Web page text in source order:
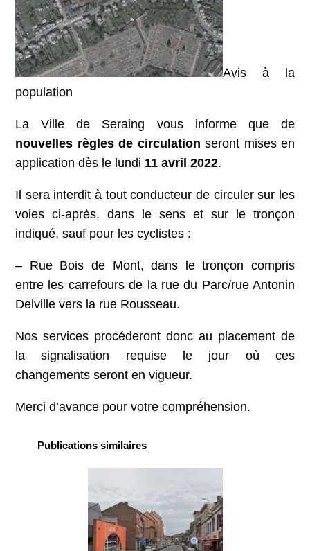
Avis à la
population
La Ville de Seraing vous informe que de
nouvelles règles de circulation seront mises en
application dès le lundi 11 avril 2022.
Il sera interdit à tout conducteur de circuler sur les
voies ci-après, dans le sens et sur le tronçon
indiqué, sauf pour les cyclistes :
– Rue Bois de Mont, dans le tronçon compris
entre les carrefours de la rue du Parc/rue Antonin
Delville vers la rue Rousseau.
Nos services procéderont donc au placement de
la signalisation requise le jour où ces
changements seront en vigueur.
Merci d’avance pour votre compréhension.
Publications similaires